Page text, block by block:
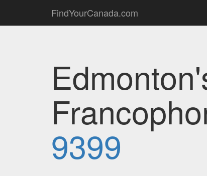
FindYourCanada.com
9399